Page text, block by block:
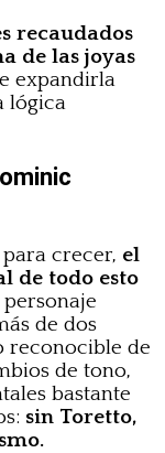
recaudados
de las joyas
expandirla
lógica
crecer, el
de todo esto
personaje
de dos
reconocible de
de tono,
bastante
sin Toretto,